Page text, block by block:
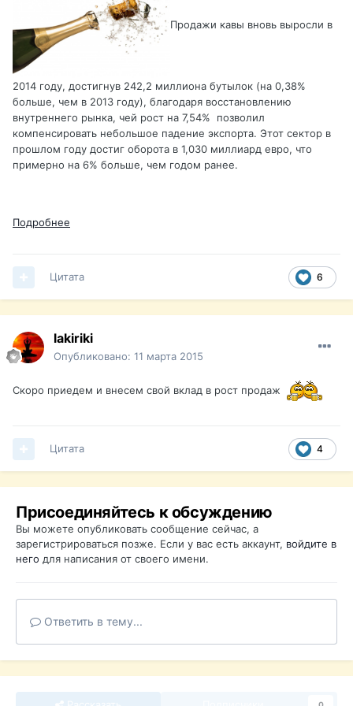
Продажи кавы вновь выросли в
2014 году, достигнув 242,2 миллиона бутылок (на 0,38%
больше, чем в 2013 году), благодаря восстановлению
внутреннего рынка, чей рост на 7,54% позволил
компенсировать небольшое падение экспорта. Этот сектор в
прошлом году достиг оборота в 1,030 миллиард евро, что
примерно на 6% больше, чем годом ранее.
Подробнее
6
Цитата
lakiriki
Опубликовано: 11 марта 2015
Скоро приедем и внесем свой вклад в рост продаж
4
Цитата
Присоединяйтесь к обсуждению
Вы можете опубликовать сообщение сейчас, а
зарегистрироваться позже. Если у вас есть аккаунт, войдите в
него для написания от своего имени.
Ответить в тему...